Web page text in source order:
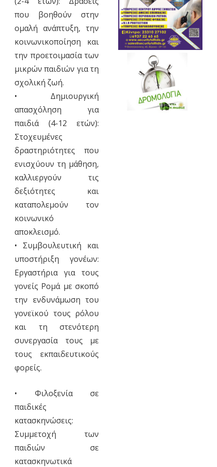
που βοηθούν στην
ομαλή ανάπτυξη, την
κοινωνικοποίηση και
την προετοιμασία των
μικρών παιδιών για τη
σχολική ζωή.
• Δημιουργική
απασχόληση για
παιδιά (4-12 ετών):
Στοχευμένες
δραστηριότητες που
ενισχύουν τη μάθηση,
καλλιεργούν τις
δεξιότητες και
καταπολεμούν τον
κοινωνικό
αποκλεισμό.
• Συμβουλευτική και
υποστήριξη γονέων:
Εργαστήρια για τους
γονείς Ρομά με σκοπό
την ενδυνάμωση του
γονεϊκού τους ρόλου
και τη στενότερη
συνεργασία τους με
τους εκπαιδευτικούς
φορείς.
• Φιλοξενία σε
παιδικές
κατασκηνώσεις:
Συμμετοχή των
παιδιών σε
κατασκηνωτικά